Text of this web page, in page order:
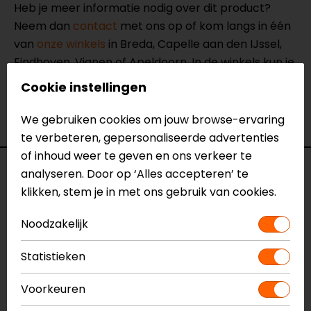
Heb je meer informatie nodig over dit product?
Neem dan contact met ons op of kom langs in één
van onze winkels in Breda, Capelle aan den IJssel,
Eindhoven, Vianen of Apeldoorn. In de winkels kun je
het product bekijken & passen en staan onze
verkoopmedewerkers voor je klaar met advies.
Bekijk onze anderetextiele motorjassen.
Specificaties
Model
Merk
Alpinestars
Kleur
Aanritsbaar
Cookie instellingen
We gebruiken cookies om jouw browse-ervaring
te verbeteren, gepersonaliseerde advertenties
of inhoud weer te geven en ons verkeer te
analyseren. Door op ‘Alles accepteren’ te
klikken, stem je in met ons gebruik van cookies.
Noodzakelijk
Statistieken
Voorkeuren